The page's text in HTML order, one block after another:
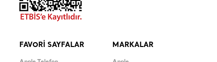
FAVORİ SAYFALAR MARKALAR